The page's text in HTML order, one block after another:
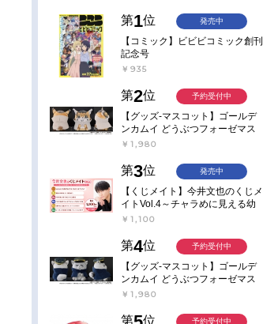
第1位
【コミック】ビビビコミック創刊
記念号
￥935
発売中
第2位
【グッズ-マスコット】ゴールデ
ンカムイ どうぶつフォーゼマス
コット 4.尾形百之助【再販】
￥1,980
予約受付中
第3位
【くじメイト】今井文也のくじメ
イトVol.4～チャラめに見える幼
馴染、実は一途で独占欲が強いん
￥1,100
発売中
第4位
【グッズ-マスコット】ゴールデ
ンカムイ どうぶつフォーゼマス
コット 5.月島軍曹【再販】
￥1,980
予約受付中
第 位 予約受付中